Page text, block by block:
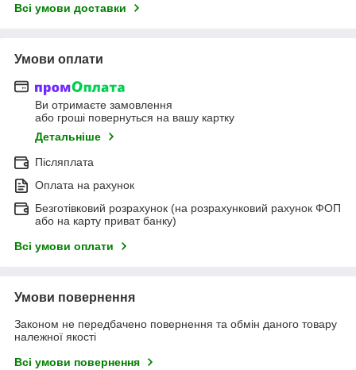
Всі умови доставки
Умови оплати
Ви отримаєте замовлення
або гроші повернуться на вашу картку
Детальніше
Післяплата
Оплата на рахунок
Безготівковий розрахунок (на розрахунковий рахунок ФОП
або на карту приват банку)
Всі умови оплати
Умови повернення
Законом не передбачено повернення та обмін даного товару
належної якості
Всі умови повернення